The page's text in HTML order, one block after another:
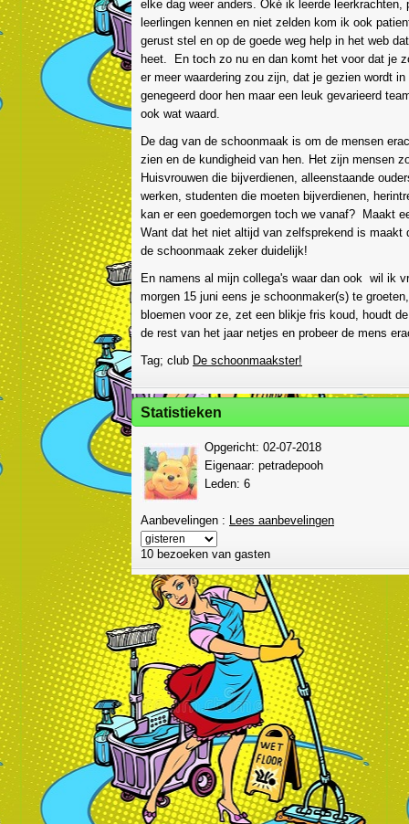
elke dag weer anders. Oké ik leerde leerkrachten,
leerlingen kennen en niet zelden kom ik ook
gerust stel en op de goede weg help in het web
heet. En toch zo nu en dan komt het voor dat je
er meer waardering zou zijn, dat je gezien wordt
genegeerd door hen maar een leuk gevarieerd
ook wat waard.
De dag van de schoonmaak is om de mensen
zien en de kundigheid van hen. Het zijn mensen
Huisvrouwen die bijverdienen, alleenstaande
werken, studenten die moeten bijverdienen,
kan er een goedemorgen toch we vanaf? Maakt
Want dat het niet altijd van zelfsprekend is maakt
de schoonmaak zeker duidelijk!
En namens al mijn collega's waar dan ook wil ik
morgen 15 juni eens je schoonmaker(s) te
bloemen voor ze, zet een blikje fris koud, houdt
de rest van het jaar netjes en probeer de mens
Tag; club De schoonmaakster!
Statistieken
Opgericht: 02-07-2018
Eigenaar: petradepooh
Leden: 6
Aanbevelingen : Lees aanbevelingen
10 bezoeken van gasten